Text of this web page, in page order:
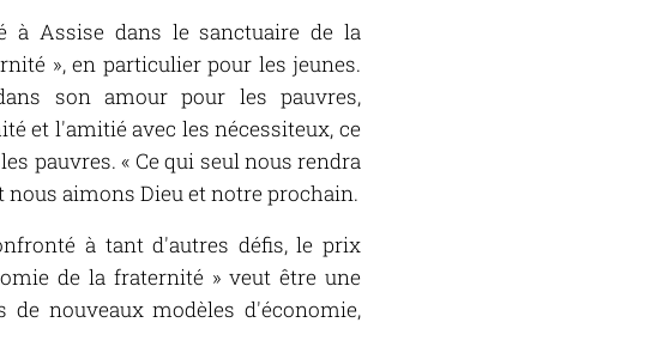
à Assise dans le sanctuaire de la
», en particulier pour les jeunes.
son amour pour les pauvres,
et l'amitié avec les nécessiteux, ce
pauvres. « Ce qui seul nous rendra
nous aimons Dieu et notre prochain.
à tant d'autres défis, le prix
de la fraternité » veut être une
nouveaux modèles d'économie,